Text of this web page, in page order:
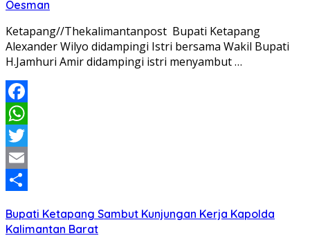
Oesman
Ketapang//Thekalimantanpost Bupati Ketapang
Alexander Wilyo didampingi Istri bersama Wakil Bupati
H.Jamhuri Amir didampingi istri menyambut …
Facebook
WhatsApp
Twitter
Email
Bupati Ketapang Sambut Kunjungan Kerja Kapolda
Kalimantan Barat